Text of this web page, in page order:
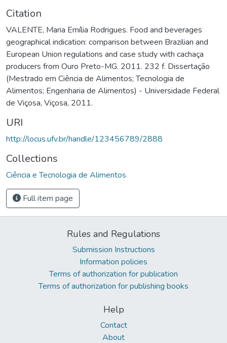
Citation
VALENTE, Maria Emília Rodrigues. Food and beverages
geographical indication: comparison between Brazilian and
European Union regulations and case study with cachaça
producers from Ouro Preto-MG. 2011. 232 f. Dissertação
(Mestrado em Ciência de Alimentos; Tecnologia de
Alimentos; Engenharia de Alimentos) - Universidade Federal
de Viçosa, Viçosa, 2011.
URI
http://locus.ufv.br/handle/123456789/2888
Collections
Ciência e Tecnologia de Alimentos
Full item page
Rules and Regulations
Submission Instructions
Information policies
Terms of authorization for publication
Terms of authorization for publishing books
Help
Contact
About